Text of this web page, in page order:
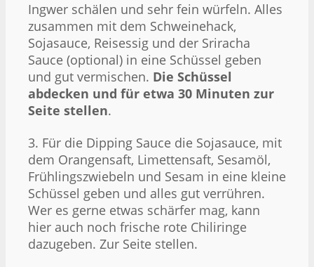
Ingwer schälen und sehr fein würfeln. Alles
zusammen mit dem Schweinehack,
Sojasauce, Reisessig und der Sriracha
Sauce (optional) in eine Schüssel geben
und gut vermischen. Die Schüssel
abdecken und für etwa 30 Minuten zur
Seite stellen.
3. Für die Dipping Sauce die Sojasauce, mit
dem Orangensaft, Limettensaft, Sesamöl,
Frühlingszwiebeln und Sesam in eine kleine
Schüssel geben und alles gut verrühren.
Wer es gerne etwas schärfer mag, kann
hier auch noch frische rote Chiliringe
dazugeben. Zur Seite stellen.